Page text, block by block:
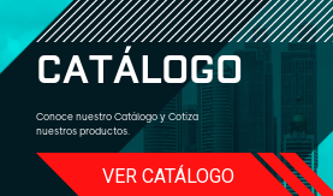
CATÁLOGO
Conoce nuestro Catálogo y Cotiza
nuestros productos.
VER CATÁLOGO